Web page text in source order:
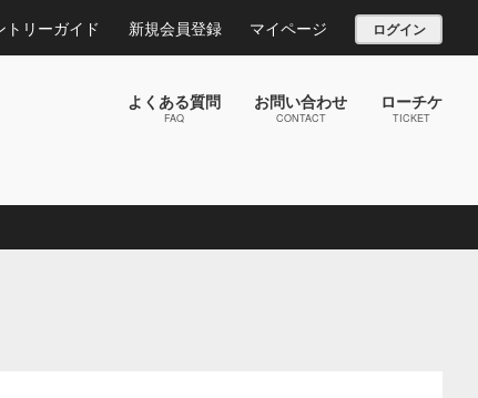
トリーガイド 新規会員登録 マイページ ログイン
よくある質問
FAQ
お問い合わせ
CONTACT
ローチケ
TICKET